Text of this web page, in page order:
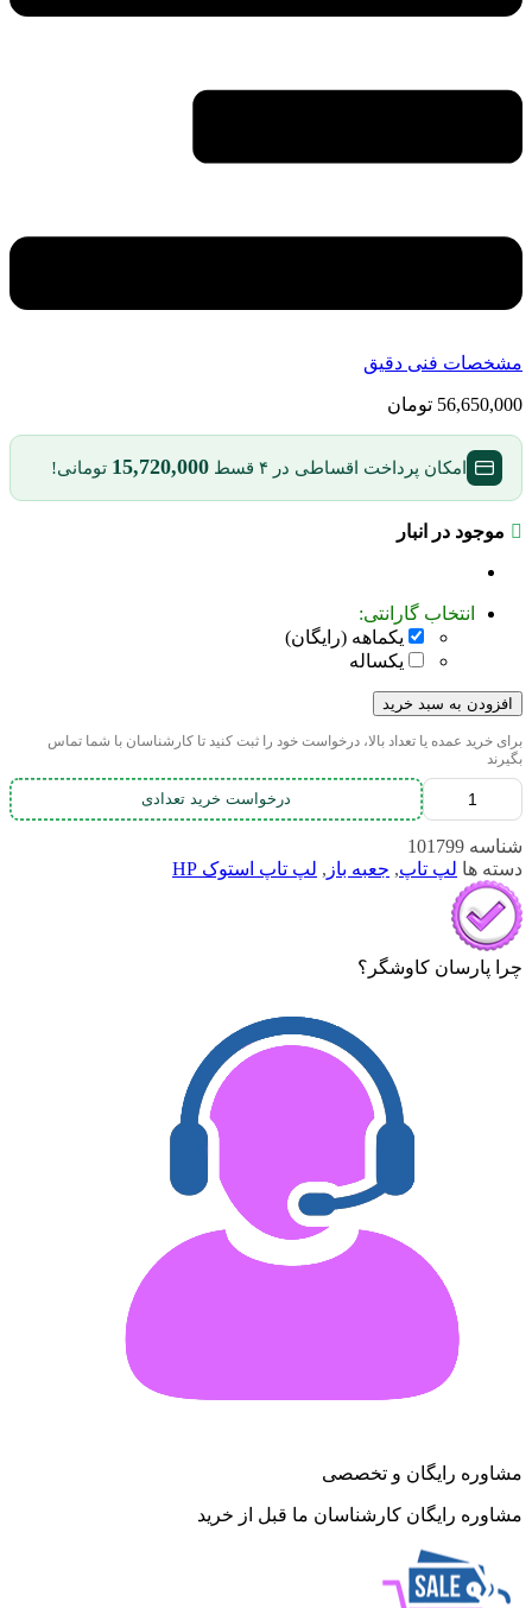
مشخصات فنی دقیق
56,650,000 تومان
امکان پرداخت اقساطی در ۴ قسط 15,720,000 تومانی!
موجود در انبار
انتخاب گارانتی:
یکماهه (رایگان)
یکساله
افزودن به سبد خرید
برای خرید عمده یا تعداد بالا، درخواست خود را ثبت کنید تا کارشناسان با شما تماس
بگیرند
درخواست خرید تعدادی
شناسه 101799
دسته ها لپ تاپ, جعبه باز , لپ تاپ استوک HP
چرا پارسان کاوشگر؟
مشاوره رایگان و تخصصی
مشاوره رایگان کارشناسان ما قبل از خرید